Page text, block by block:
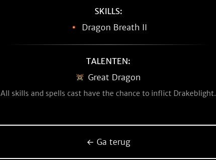
SKILLS:
Dragon Breath II
TALENTEN:
Great Dragon
All skills and spells cast have the chance to inflict Drakeblight.
← Ga terug